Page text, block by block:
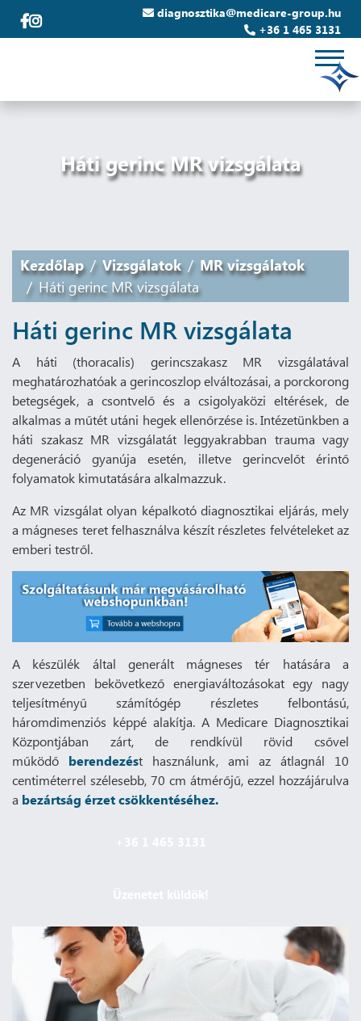
diagnosztika@medicare-group.hu
+36 1 465 3131
Háti gerinc MR vizsgálata
Kezdőlap Vizsgálatok
MR vizsgálatok
Háti gerinc MR vizsgálata
Háti gerinc MR vizsgálata
A háti (thoracalis) gerincszakasz MR vizsgálatával
meghatározhatóak a gerincoszlop elváltozásai, a porckorong
betegségek, a csontvelő és a csigolyaközi eltérések, de
alkalmas a műtét utáni hegek ellenőrzése is. Intézetünkben a
háti szakasz MR vizsgálatát leggyakrabban trauma vagy
degeneráció gyanúja esetén, illetve gerincvelőt érintő
folyamatok kimutatására alkalmazzuk.
Az MR vizsgálat olyan képalkotó diagnosztikai eljárás, mely
a mágneses teret felhasználva készít részletes felvételeket az
emberi testről.
A készülék által generált mágneses tér hatására a
szervezetben bekövetkező energiaváltozásokat egy nagy
teljesítményű számítógép részletes felbontású,
háromdimenziós képpé alakítja. A Medicare Diagnosztikai
Központjában zárt, de rendkívül rövid csővel
működő berendezést használunk, ami az átlagnál 10
centiméterrel szélesebb, 70 cm átmérőjű, ezzel hozzájárulva
a bezártság érzet csökkentéséhez.